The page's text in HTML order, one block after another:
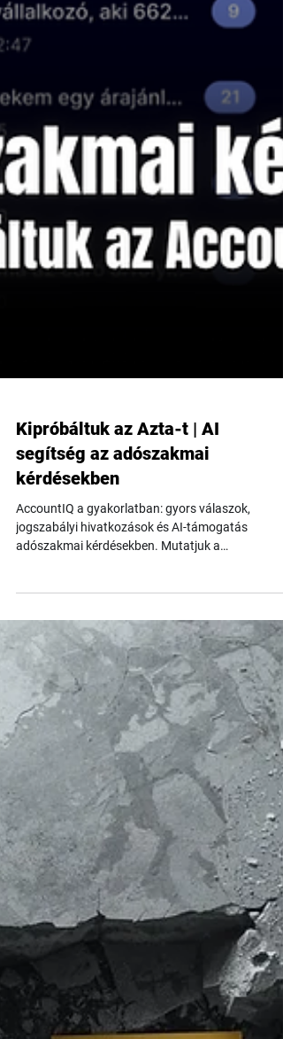
Kipróbáltuk az Azta-t | AI
segítség az adószakmai
kérdésekben
jogszabályi hivatkozások és AI-támogatás
tapasztalatainkat.